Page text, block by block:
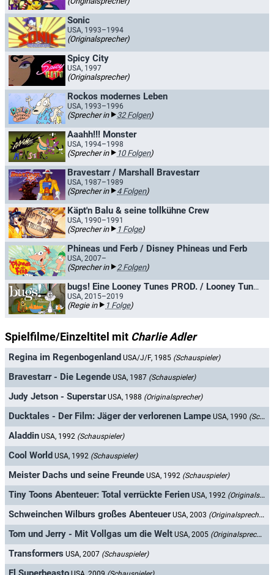
Sonic
USA, 1993–1994
(Originalsprecher)
Spicy City
USA, 1997
(Originalsprecher)
Rockos modernes Leben
USA, 1993–1996
(Sprecher in 32 Folgen)
Aaahh!!! Monster
USA, 1994–1998
(Sprecher in 10 Folgen)
Bravestarr / Marshall Bravestarr
USA, 1987–1989
(Sprecher in 4 Folgen)
Käpt'n Balu & seine tollkühne Crew
USA, 1990–1991
(Sprecher in 1 Folge)
Phineas und Ferb / Disney Phineas und Ferb
USA, 2007–
(Sprecher in 2 Folgen)
bugs! Eine Looney Tunes PROD. / Looney Tunes - Bugs!
USA, 2015–2019
(Regie in 1 Folge)
Spielfilme/Einzeltitel mit Charlie Adler
Regina im Regenbogenland USA/J/F, 1985 (Schauspieler)
Bravestarr - Die Legende USA, 1987 (Schauspieler)
Judy Jetson - Superstar USA, 1988 (Originalsprecher)
Ducktales - Der Film: Jäger der verlorenen Lampe USA, 1990 (Schauspieler)
Aladdin USA, 1992 (Schauspieler)
Cool World USA, 1992 (Schauspieler)
Meister Dachs und seine Freunde USA, 1992 (Schauspieler)
Tiny Toons Abenteuer: Total verrückte Ferien USA, 1992 (Originalsprecher)
Schweinchen Wilburs großes Abenteuer USA, 2003 (Originalsprecher)
Tom und Jerry - Mit Vollgas um die Welt USA, 2005 (Originalsprecher)
Transformers USA, 2007 (Schauspieler)